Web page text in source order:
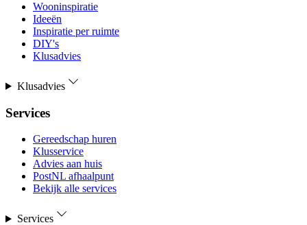
Wooninspiratie
Ideeën
Inspiratie per ruimte
DIY's
Klusadvies
Klusadvies
Services
Gereedschap huren
Klusservice
Advies aan huis
PostNL afhaalpunt
Bekijk alle services
Services